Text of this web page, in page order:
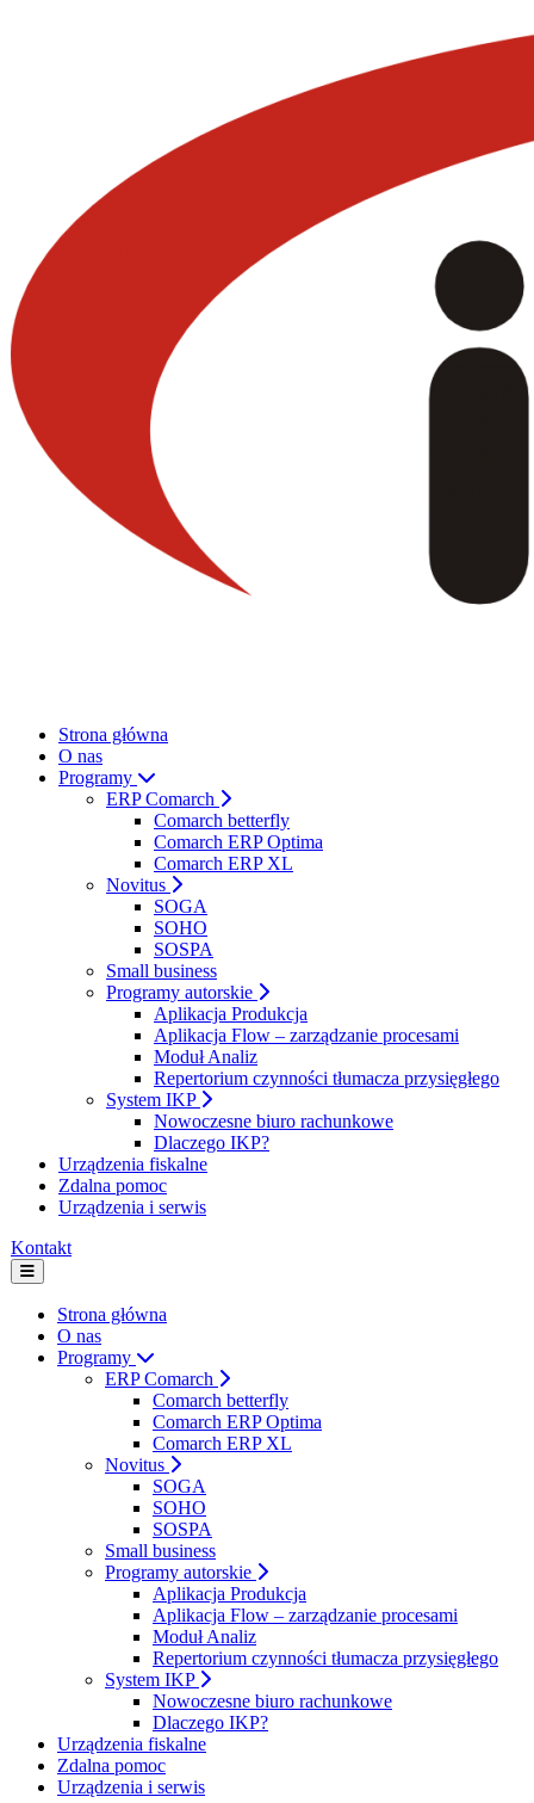
Strona główna
O nas
Programy
ERP Comarch
Comarch betterfly
Comarch ERP Optima
Comarch ERP XL
Novitus
SOGA
SOHO
SOSPA
Small business
Programy autorskie
Aplikacja Produkcja
Aplikacja Flow – zarządzanie procesami
Moduł Analiz
Repertorium czynności tłumacza przysięgłego
System IKP
Nowoczesne biuro rachunkowe
Dlaczego IKP?
Urządzenia fiskalne
Zdalna pomoc
Urządzenia i serwis
Kontakt
Strona główna
O nas
Programy
ERP Comarch
Comarch betterfly
Comarch ERP Optima
Comarch ERP XL
Novitus
SOGA
SOHO
SOSPA
Small business
Programy autorskie
Aplikacja Produkcja
Aplikacja Flow – zarządzanie procesami
Moduł Analiz
Repertorium czynności tłumacza przysięgłego
System IKP
Nowoczesne biuro rachunkowe
Dlaczego IKP?
Urządzenia fiskalne
Zdalna pomoc
Urządzenia i serwis